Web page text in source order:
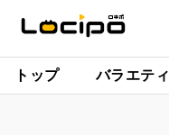
トップ バラエティ